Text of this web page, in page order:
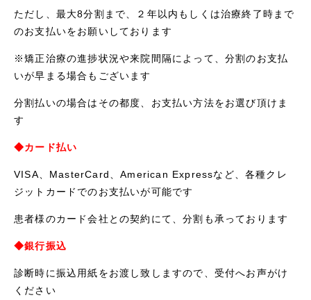
ただし、最大8分割まで、２年以内もしくは治療終了時まで
のお支払いをお願いしております
※矯正治療の進捗状況や来院間隔によって、分割のお支払
いが早まる場合もございます
分割払いの場合はその都度、お支払い方法をお選び頂けま
す
◆カード払い
VISA、MasterCard、American Expressなど、各種クレ
ジットカードでのお支払いが可能です
患者様のカード会社との契約にて、分割も承っております
◆銀行振込
診断時に振込用紙をお渡し致しますので、受付へお声がけ
ください